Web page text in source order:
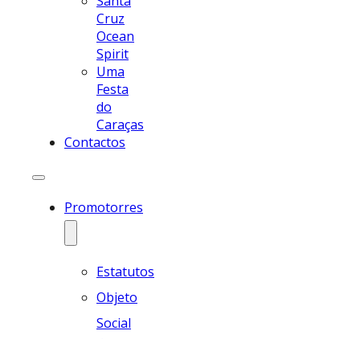
Cruz
Ocean
Spirit
Uma
Festa
do
Caraças
Contactos
Promotorres
Estatutos
Objeto
Social